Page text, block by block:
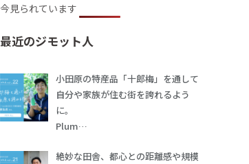
今見られています
最近のジモット人
小田原の特産品「十郎梅」を通して
自分や家族が住む街を誇れるよう
に。
Plum…
絶妙な田舎、都心との距離感や規模